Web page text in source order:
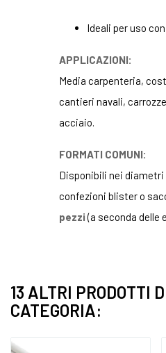
Ideali per uso
APPLICAZIONI:
Media carpenteria,
cantieri navali,
acciaio.
FORMATI COMUNI:
Disponibili nei diametri
confezioni blister o
pezzi(a seconda delle
13 ALTRI PRODOTTI
CATEGORIA: